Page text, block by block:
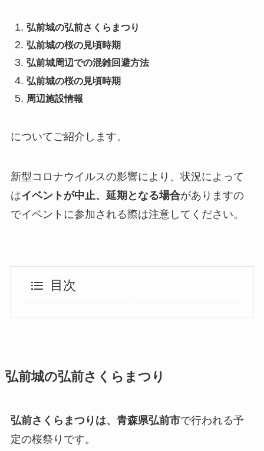
弘前城の弘前さくらまつり
弘前城の桜の見頃時期
弘前城周辺での混雑回避方法
弘前城の桜の見頃時期
周辺施設情報
についてご紹介します。
新型コロナウイルスの影響により、状況によって
はイベントが中止、延期となる場合がありますの
でイベントに参加される際は注意してください。
目次
弘前城の弘前さくらまつり
弘前さくらまつりは、青森県弘前市で行われる予
定の桜祭りです。